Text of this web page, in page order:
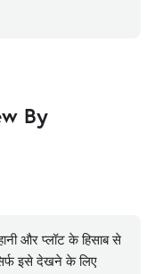
By
और प्लॉट के हिसाब से
इसे देखने के लिए